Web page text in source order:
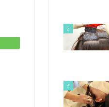
2
3